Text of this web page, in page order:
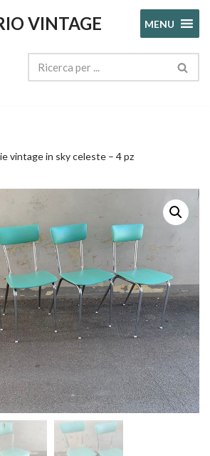
VINTAGE MENU
vintage in sky celeste – 4 pz